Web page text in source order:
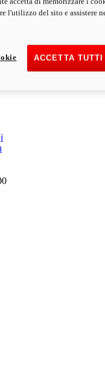
i
l'utilizzo del sito e assistere
ACCETTA